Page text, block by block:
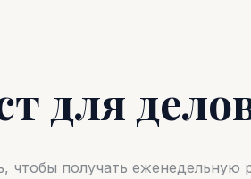
для
чтобы получать еженедельную